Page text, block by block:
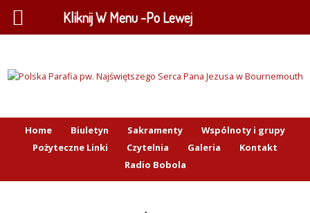
Home Biuletyn Sakramenty
Wspólnoty i grupy
Pożyteczne Linki
Czytelnia Galeria
Kontakt
Radio Bobola
Kliknij W Menu -Po Lewej